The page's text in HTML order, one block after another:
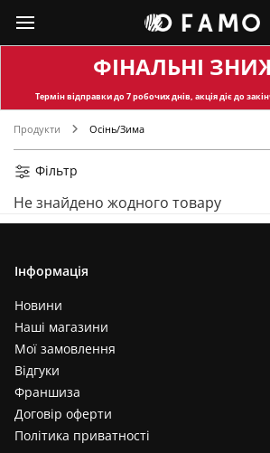
ФІНАЛЬНІ
Термін відправкидо 7 робочих днів, акція діє до
Продукти Осінь/Зима
Фільтр
Не знайдено жодного товару
Інформація
Новини
Наші магазини
Мої замовлення
Відгуки
Франшиза
Договір оферти
Політика приватності